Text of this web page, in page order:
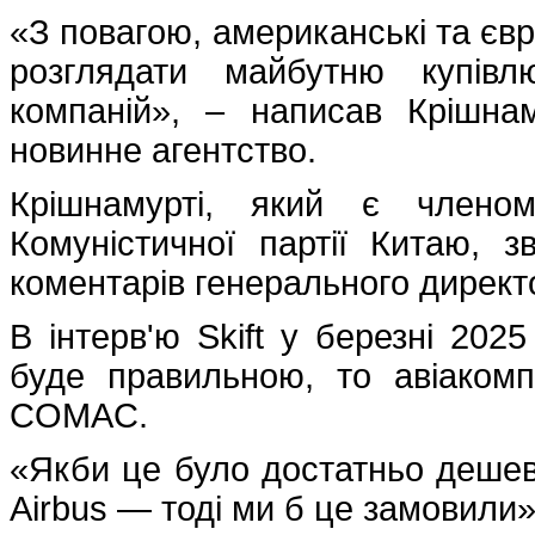
«З повагою, американські та
розглядати майбутню
компаній», – написав
новинне агентство.
Крішнамурті, який є
Комуністичної партії Китаю,
коментарів генерального
В інтерв'ю Skift у березні
буде правильною, то
COMAC.
«Якби це було достатньо
Airbus — тоді ми б це